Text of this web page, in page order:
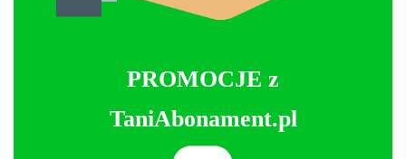
PROMOCJE z
TaniAbonament.pl